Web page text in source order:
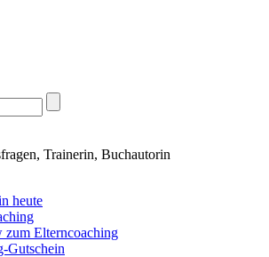
Trainerin, Buchautorin
heute
zum Elterncoaching
Gutschein